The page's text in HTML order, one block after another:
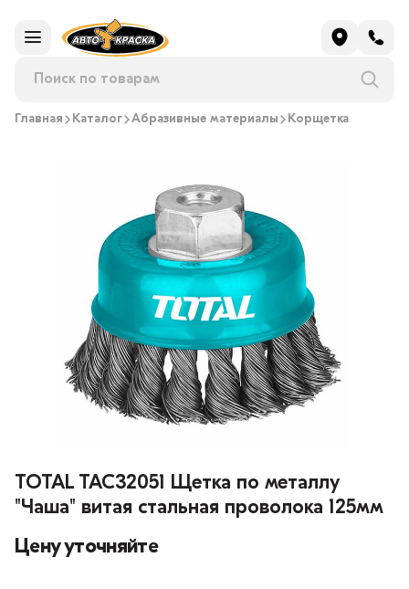
Главная Каталог Абразивные материалы Корщетка
TOTAL TAC32051 Щетка по металлу
"Чаша" витая стальная проволока 125мм
Цену уточняйте